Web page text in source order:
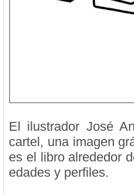
El ilustrador José
cartel, una imagen
es el libro alrededor
edades y perfiles.